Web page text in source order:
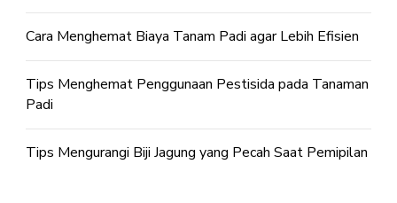
Cara Menghemat Biaya Tanam Padi agar Lebih Efisien
Tips Menghemat Penggunaan Pestisida pada Tanaman
Padi
Tips Mengurangi Biji Jagung yang Pecah Saat Pemipilan